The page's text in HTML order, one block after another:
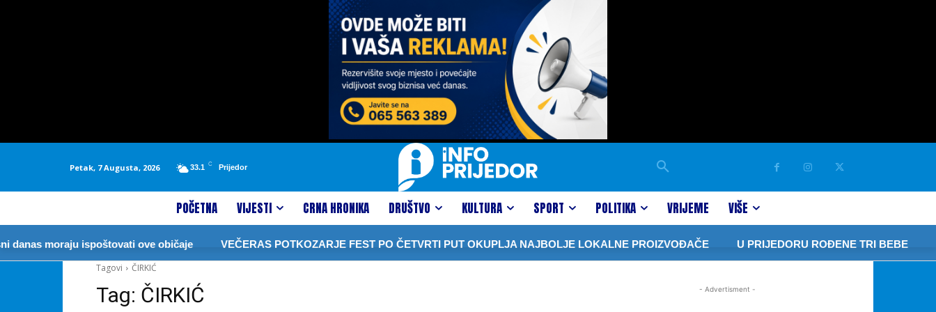
Petak, 7 Augusta, 2026 33.1 C Prijedor
POČETNA VIJESTI CRNA HRONIKA DRUŠTVO KULTURA SPORT POLITIKA VRIJEME VIŠE
moraju ispoštovati ove običaje VEČERAS POTKOZARJE FEST PO ČETVRTI PUT OKUPLJA NAJBOLJE LOKALNE PROIZVOĐAČE U PRIJEDORU ROĐENE TRI BEBE
Tagovi
ČIRKIĆ
Tag: ČIRKIĆ - Advertisment -